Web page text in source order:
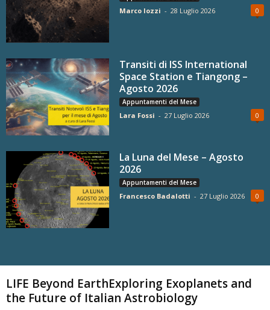
Marco Iozzi - 28 Luglio 2026 0
Transiti di ISS International
Space Station e Tiangong –
Agosto 2026
Appuntamenti del Mese
Lara Fossi - 27 Luglio 2026 0
La Luna del Mese – Agosto
2026
Appuntamenti del Mese
Francesco Badalotti - 27 Luglio 2026 0
LIFE Beyond EarthExploring Exoplanets and
the Future of Italian Astrobiology